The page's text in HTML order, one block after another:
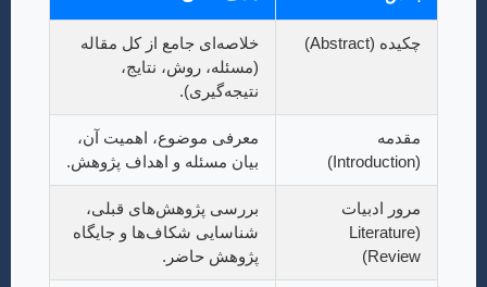
چکیده (Abstract)
خلاصه‌ای جامع از کل مقاله
(مسئله، روش، نتایج،
نتیجه‌گیری).
مقدمه
(Introduction)
معرفی موضوع، اهمیت آن،
بیان مسئله و اهداف پژوهش.
مرور ادبیات
(Literature
Review)
بررسی پژوهش‌های قبلی،
شناسایی شکاف‌ها و جایگاه
پژوهش حاضر.